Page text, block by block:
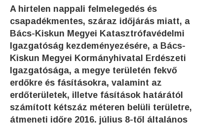
A hirtelen nappali felmelegedés és
csapadékmentes, száraz időjárás miatt, a
Bács-Kiskun Megyei Katasztrófavédelmi
Igazgatóság kezdeményezésére, a Bács-
Kiskun Megyei Kormányhivatal Erdészeti
Igazgatósága, a megye területén fekvő
erdőkre és fásításokra, valamint az
erdőterületek, illetve fásítások határától
számított kétszáz méteren belüli területre,
átmeneti időre 2016. július 8-től általános